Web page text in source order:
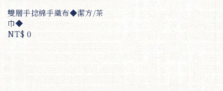
雙層手捻棉手織布◆潔方/茶
巾◆
Regular
price
NT$ 0